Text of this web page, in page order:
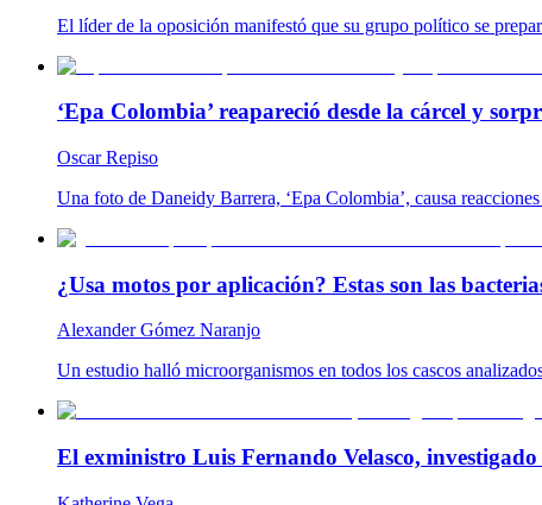
El líder de la oposición manifestó que su grupo político se
‘Epa Colombia’ reapareció desde la cárcel y
Oscar Repiso
Una foto de Daneidy Barrera, ‘Epa Colombia’, causa
¿Usa motos por aplicación? Estas son las
Alexander Gómez Naranjo
Un estudio halló microorganismos en todos los cascos
El exministro Luis Fernando Velasco,